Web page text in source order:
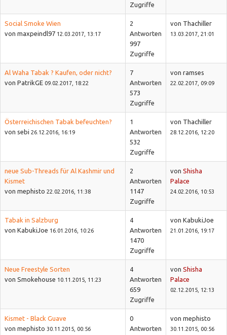
Zugriffe
Social Smoke Wien
von maxpeindl97 12.03.2017, 13:17
2
Antworten
997
Zugriffe
von Thachiller
13.03.2017, 21:01
Al Waha Tabak ? Kaufen, oder nicht?
von PatrikGE 09.02.2017, 18:22
7
Antworten
573
Zugriffe
von ramses
22.02.2017, 09:09
Österreichischen Tabak befeuchten?
von sebi 26.12.2016, 16:19
1
Antworten
532
Zugriffe
von Thachiller
28.12.2016, 12:20
neue Sub-Threads für Al Kashmir und
Kismet
von mephisto 22.02.2016, 11:38
2
Antworten
1147
Zugriffe
von Shisha
Palace
24.02.2016, 10:53
Tabak in Salzburg
von KabukiJoe 16.01.2016, 10:26
4
Antworten
1470
Zugriffe
von KabukiJoe
21.01.2016, 19:17
Neue Freestyle Sorten
von Smokehouse 10.11.2015, 11:23
4
Antworten
659
Zugriffe
von Shisha
Palace
02.12.2015, 12:13
Kismet - Black Guave
von mephisto 30.11.2015, 00:56
0
Antworten
von mephisto
30.11.2015, 00:56